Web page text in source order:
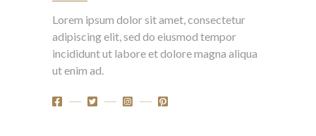
Lorem ipsum dolor sit amet, consectetur
adipiscing elit, sed do eiusmod tempor
incididunt ut labore et dolore magna aliqua
ut enim ad.